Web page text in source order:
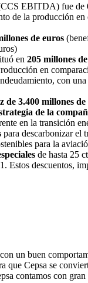
EBITDA) fue de
de la producción
de euros
en 205 millones
en
con una
de 3.400 millones de
de la
en la transición
para descarbonizar el
para la
de hasta 25
Estos descuentos,
un buen
que Cepsa se
contamos con